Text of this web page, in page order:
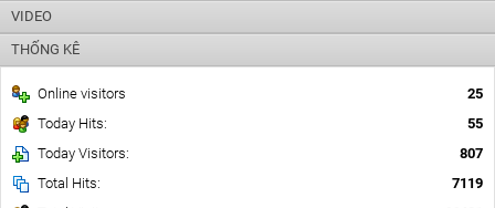
VIDEO
THỐNG KÊ
Online visitors
25
Today Hits:
55
Today Visitors:
807
Total Hits:
7119